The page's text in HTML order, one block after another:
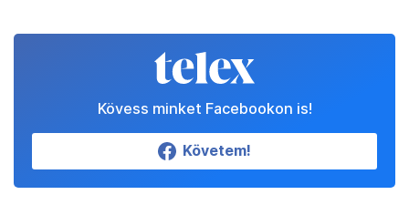
Kövess minket Facebookon is!
Követem!